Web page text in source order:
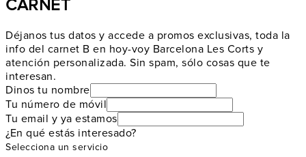
CARNET
Déjanos tus datos y accede a promos exclusivas, toda la
info del carnet B en hoy-voy Barcelona Les Corts y
atención personalizada. Sin spam, sólo cosas que te
interesan.
Dinos tu nombre
Tu número de móvil
Tu email y ya estamos
¿En qué estás interesado?
Selecciona un servicio